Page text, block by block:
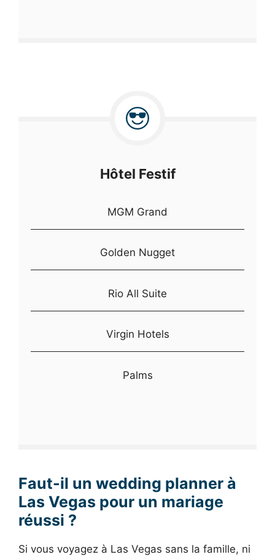
Hôtel Festif
MGM Grand
Golden Nugget
Rio All Suite
Virgin Hotels
Palms
Faut-il un wedding planner à
Las Vegas pour un mariage
réussi ?
Si vous voyagez à Las Vegas sans la famille, ni